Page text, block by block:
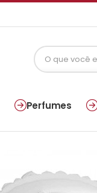
Perfumes